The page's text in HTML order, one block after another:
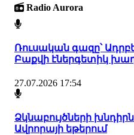
Radio Aurora
Ռուսական գազը՝
Բաքվի էներգետիկ
27.07.2026 17:54
Ձկնաբույծների
Ավրորայի եթերում